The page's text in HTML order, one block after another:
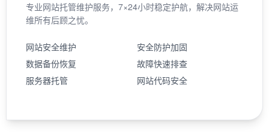
专业网站托管维护服务，7×24小时稳定护航，解决网站运
维所有后顾之忧。
网站安全维护
安全防护加固
数据备份恢复
故障快速排查
服务器托管
网站代码安全